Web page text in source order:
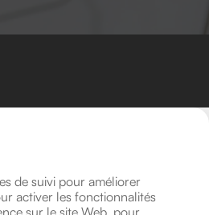
de suivi pour améliorer
activer les fonctionnalités
sur le site Web pour
Wavre